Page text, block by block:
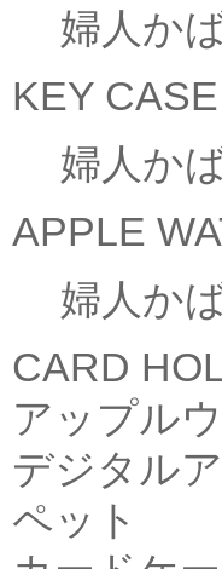
婦人か
KEY CASE
婦人か
APPLE
婦人か
CARD
アップル
デジタル
ペット